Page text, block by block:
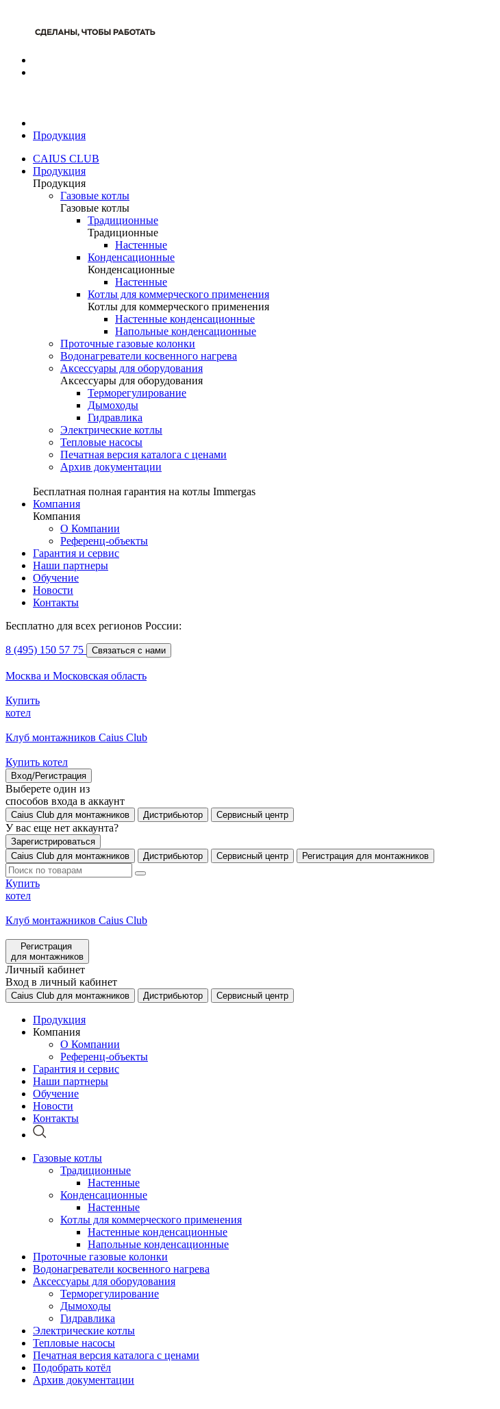
Продукция
CAIUS CLUB
Продукция
Продукция
Газовые котлы
Газовые котлы
Традиционные
Традиционные
Настенные
Конденсационные
Конденсационные
Настенные
Котлы для коммерческого применения
Котлы для коммерческого применения
Настенные конденсационные
Напольные конденсационные
Проточные газовые колонки
Водонагреватели косвенного нагрева
Аксессуары для оборудования
Аксессуары для оборудования
Терморегулирование
Дымоходы
Гидравлика
Электрические котлы
Тепловые насосы
Печатная версия каталога с ценами
Архив документации
Бесплатная полная гарантия на котлы Immergas
Компания
Компания
О Компании
Референц-объекты
Гарантия и сервис
Наши партнеры
Обучение
Новости
Контакты
Бесплатно для всех регионов России:
8 (495) 150 57 75 Связаться с нами
Москва и Московская область
Купить
котел
Клуб монтажников Caius Club
Купить котел
Вход/Регистрация
Выберете один из
способов входа в аккаунт
Caius Club для монтажников Дистрибьютор Сервисный центр
У вас еще нет аккаунта?
Зарегистрироваться
Caius Club для монтажников
Дистрибьютор Сервисный центр Регистрация для монтажников
Купить
котел
Клуб монтажников Caius Club
Регистрация
для монтажников
Личный кабинет
Вход в личный кабинет
Caius Club для монтажников Дистрибьютор Сервисный центр
Продукция
Компания
О Компании
Референц-объекты
Гарантия и сервис
Наши партнеры
Обучение
Новости
Контакты
Газовые котлы
Традиционные
Настенные
Конденсационные
Настенные
Котлы для коммерческого применения
Настенные конденсационные
Напольные конденсационные
Проточные газовые колонки
Водонагреватели косвенного нагрева
Аксессуары для оборудования
Терморегулирование
Дымоходы
Гидравлика
Электрические котлы
Тепловые насосы
Печатная версия каталога с ценами
Подобрать котёл
Архив документации